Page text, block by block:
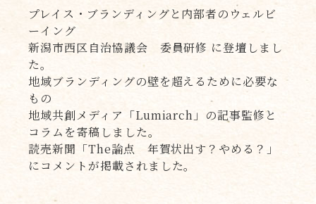
プレイス・ブランディングと内部者のウェルビ
ーイング
新潟市西区自治協議会 委員研修 に登壇しまし
た。
地域ブランディングの壁を超えるために必要な
もの
地域共創メディア「Lumiarch」の記事監修と
コラムを寄稿しました。
読売新聞「The論点 年賀状出す？やめる？」
にコメントが掲載されました。